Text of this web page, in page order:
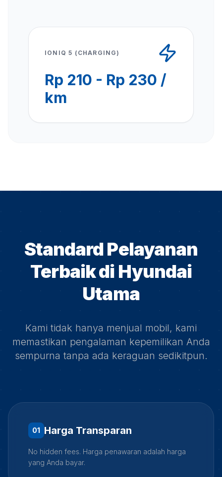
IONIQ 5 (CHARGING)
Rp 210 - Rp 230 /
km
Standard Pelayanan
Terbaik di Hyundai
Utama
Kami tidak hanya menjual mobil, kami
memastikan pengalaman kepemilikan Anda
sempurna tanpa ada keraguan sedikitpun.
01 Harga Transparan
No hidden fees. Harga penawaran adalah harga
yang Anda bayar.